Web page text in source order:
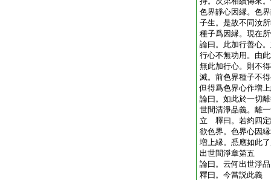
色界靜心因縁。色
子生。是故不同汝
種子爲因縁。現在
論曰。此加行善心
行心不無功用。由
無此加行心。則不
滅。前色界種子不
但得爲色界心作増
論曰。如此於一切
世間清淨品義。離
立 釋曰。若約四定
欲色界。色界心因
増上縁。悉應如此
出世間淨章第五
論曰。云何出世淨
釋曰。今當説此義